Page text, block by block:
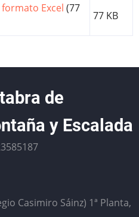
Excel (77
77 KB
de
y Escalada
Casimiro Sáinz) 1ª Planta,